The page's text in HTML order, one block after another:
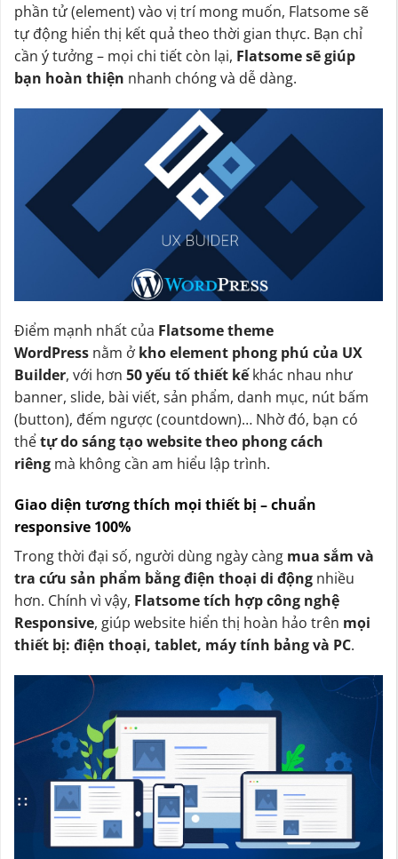
phần tử (element) vào vị trí mong muốn, Flatsome sẽ
tự động hiển thị kết quả theo thời gian thực. Bạn chỉ
cần ý tưởng – mọi chi tiết còn lại, Flatsome sẽ giúp
bạn hoàn thiện nhanh chóng và dễ dàng.
Điểm mạnh nhất của Flatsome theme
WordPress nằm ở kho element phong phú của UX
Builder, với hơn 50 yếu tố thiết kếkhác nhau như
banner, slide, bài viết, sản phẩm, danh mục, nút bấm
(button), đếm ngược (countdown)… Nhờ đó, bạn có
thểtự do sáng tạo website theo phong cách
riêng mà không cần am hiểu lập trình.
Giao diện tương thích mọi thiết bị – chuẩn
responsive 100%
Trong thời đại số, người dùng ngày càng mua sắm và
tra cứu sản phẩm bằng điện thoại di động nhiều
hơn. Chính vì vậy, Flatsome tích hợp công nghệ
Responsive, giúp website hiển thị hoàn hảo trên mọi
thiết bị: điện thoại, tablet, máy tính bảng và PC.